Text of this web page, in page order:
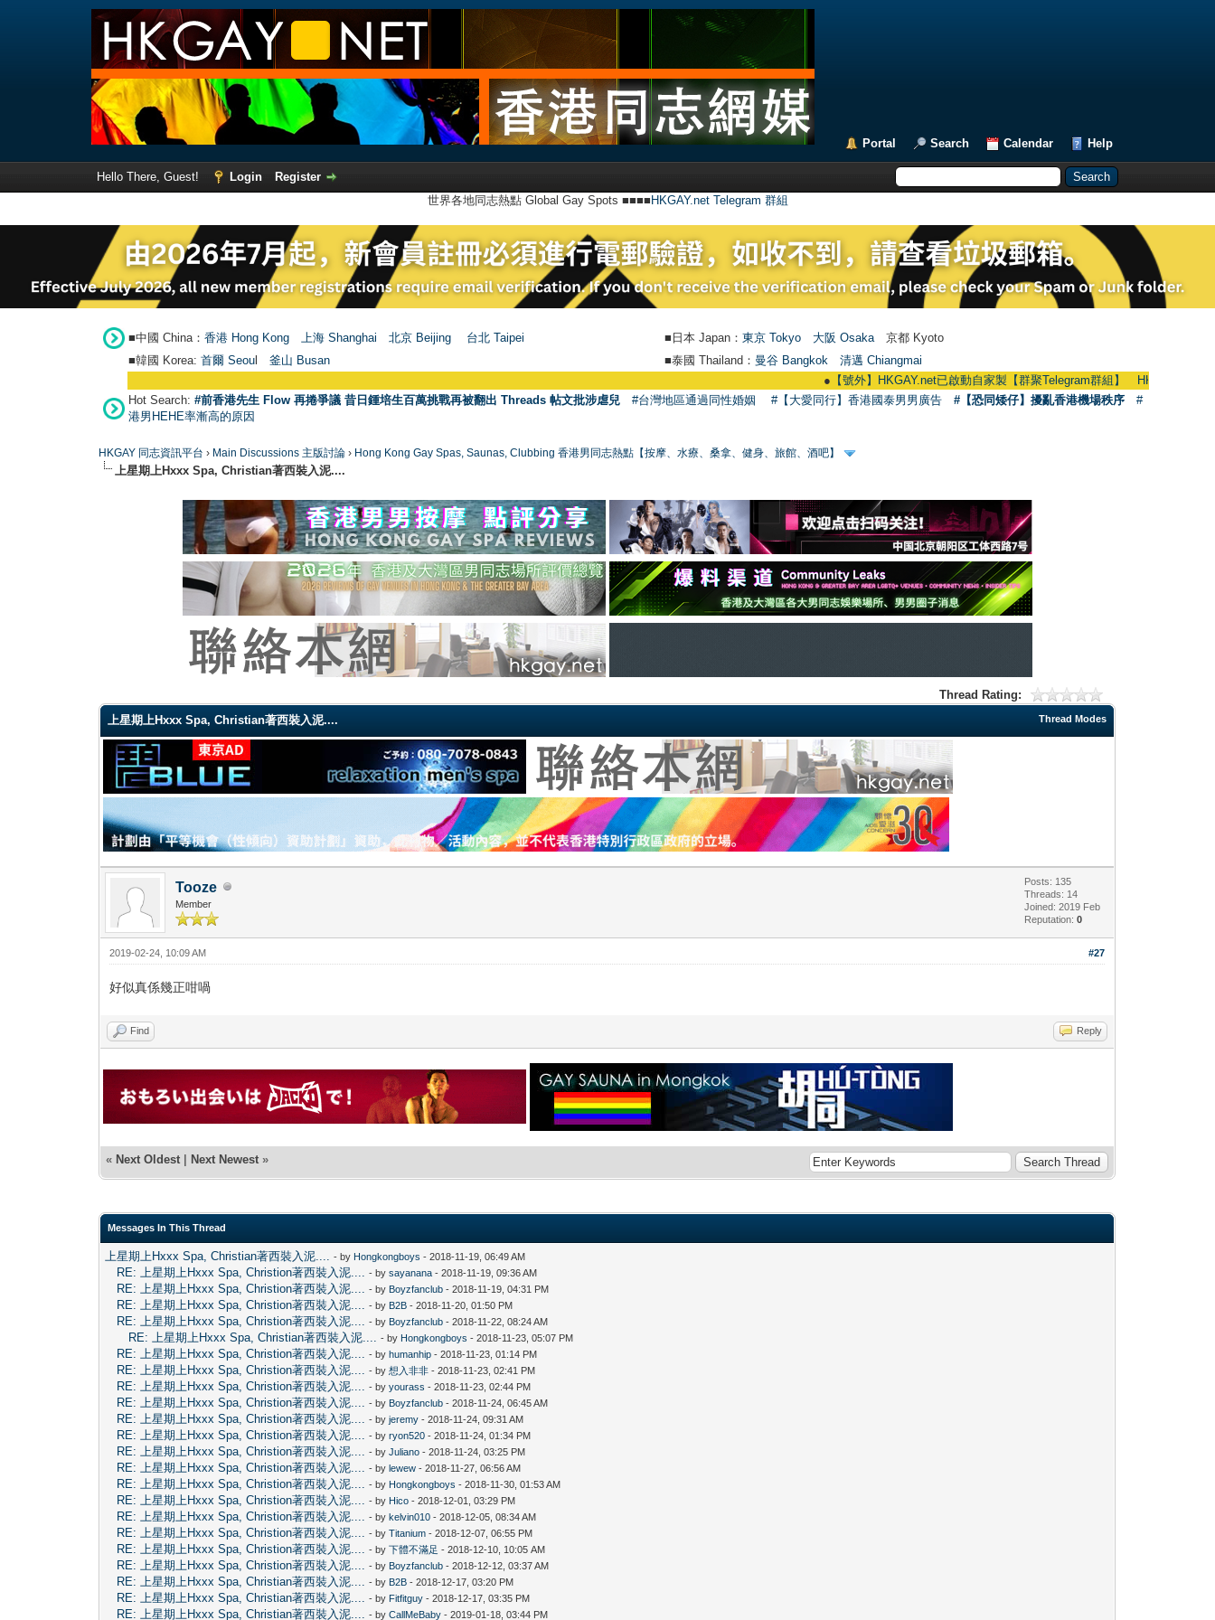
Portal Search Calendar Help
Hello There, Guest! Login
Register
世界各地同志熱點 Global Gay Spots ■■■■ HKGAY.net Telegram 群組
■中國 China： 香港 Hong Kong 上海 Shanghai 北京 Beijing 台北 Taipei ■日本 Japan： 東京 Tokyo 大阪 Osaka 京都 Kyoto
■韓國 Korea: 首爾 Seou 釜山 Busan ■泰國 Thailand： 曼谷 Bangkok
清邁 Chiangmai
【號外】HKGAY.net已啟動自家製【群聚Telegram群組】 HKGAY.net has
Hot Search: #前香港先生 Flow 再捲爭議 昔日鍾培生百萬挑戰再被翻出 Threads 帖文批涉虐兒 #台灣地區通過同性婚姻 #【大愛同行】香港國泰男男廣告 #【恐同矮仔】擾亂香港機場秩序
#
港男HEHE率漸高的原因
HKGAY 同志資訊平台 › Main Discussions 主版討論 › Hong Kong Gay Spas, Saunas, Clubbing 香港男同志熱點【按摩、水療、桑拿、健身、旅館、酒吧】
上星期上Hxxx Spa, Christian著西裝入泥....
Thread Rating:
Thread Modes
上星期上Hxxx Spa, Christian著西裝入泥....
Tooze
Member
Posts: 135
Threads: 14
Joined: 2019 Feb
Reputation:0
#27
2019-02-24, 10:09 AM
好似真係幾正咁喎
Find Reply
« Next Oldest | Next Newest »
Messages In This Thread
上星期上Hxxx Spa, Christian著西裝入泥.... - by Hongkongboys - 2018-11-19, 06:49 AM
RE: 上星期上Hxxx Spa, Christion著西裝入泥.... - bysayanana - 2018-11-19, 09:36 AM
RE: 上星期上Hxxx Spa, Christion著西裝入泥.... - by Boyzfanclub - 2018-11-19, 04:31 PM
RE: 上星期上Hxxx Spa, Christion著西裝入泥.... - by B2B - 2018-11-20, 01:50 PM
RE: 上星期上Hxxx Spa, Christion著西裝入泥.... - by Boyzfanclub - 2018-11-22, 08:24 AM
RE: 上星期上Hxxx Spa, Christian著西裝入泥.... - by Hongkongboys - 2018-11-23, 05:07 PM
RE: 上星期上Hxxx Spa, Christion著西裝入泥.... - byhumanhip - 2018-11-23, 01:14 PM
RE: 上星期上Hxxx Spa, Christion著西裝入泥.... - by想入非非 - 2018-11-23, 02:41 PM
RE: 上星期上Hxxx Spa, Christion著西裝入泥.... - byyourass - 2018-11-23, 02:44 PM
RE: 上星期上Hxxx Spa, Christion著西裝入泥.... - by Boyzfanclub - 2018-11-24, 06:45 AM
RE: 上星期上Hxxx Spa, Christion著西裝入泥.... - byjeremy - 2018-11-24, 09:31 AM
RE: 上星期上Hxxx Spa, Christion著西裝入泥.... - byryon520 - 2018-11-24, 01:34 PM
RE: 上星期上Hxxx Spa, Christion著西裝入泥.... - byJuliano - 2018-11-24, 03:25 PM
RE: 上星期上Hxxx Spa, Christion著西裝入泥.... - bylewew - 2018-11-27, 06:56 AM
RE: 上星期上Hxxx Spa, Christion著西裝入泥.... - by Hongkongboys - 2018-11-30, 01:53 AM
RE: 上星期上Hxxx Spa, Christion著西裝入泥.... - by Hico - 2018-12-01, 03:29 PM
RE: 上星期上Hxxx Spa, Christion著西裝入泥.... - bykelvin010 - 2018-12-05, 08:34 AM
RE: 上星期上Hxxx Spa, Christion著西裝入泥.... - byTitanium - 2018-12-07, 06:55 PM
RE: 上星期上Hxxx Spa, Christion著西裝入泥.... - by下體不滿足 - 2018-12-10, 10:05 AM
RE: 上星期上Hxxx Spa, Christion著西裝入泥.... - by Boyzfanclub - 2018-12-12, 03:37 AM
RE: 上星期上Hxxx Spa, Christian著西裝入泥.... - by B2B - 2018-12-17, 03:20 PM
RE: 上星期上Hxxx Spa, Christian著西裝入泥.... - by Fitfitguy - 2018-12-17, 03:35 PM
RE: 上星期上Hxxx Spa, Christian著西裝入泥.... - byCallMeBaby - 2019-01-18, 03:44 PM